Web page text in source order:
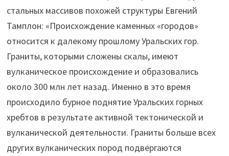
стальных массивов похожей структуры Евгений
Тамплон: «Происхождение каменных «городов»
относится к далекому прошлому Уральских гор.
Граниты, которыми сложены скалы, имеют
вулканическое происхождение и образовались
около 300 млн лет назад. Именно в это время
происходило бурное поднятие Уральских горных
хребтов в результате активной тектонической и
вулканической деятельности. Граниты больше всех
других вулканических пород подвергаются